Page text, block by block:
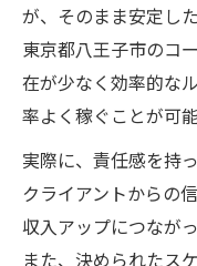
経験値不問で挑
経験値問わ
企業配送で
す
コース増大
10代〜50
現場見学
が、そのまま安定し
東京都八王子市のコ
在が少なく効率的な
率よく稼ぐことが可能
実際に、責任感を持
クライアントからの
収入アップにつなが
また、決められたス